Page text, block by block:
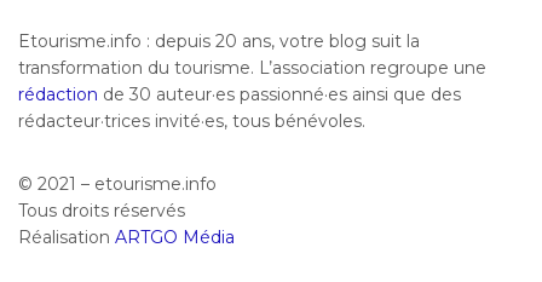
Etourisme.info : depuis 20 ans, votre blog suit la
transformation du tourisme. L’association regroupe une
rédaction de 30 auteur·es passionné·es ainsi que des
rédacteur·trices invité·es, tous bénévoles.
© 2021 – etourisme.info
Tous droits réservés
Réalisation ARTGO Média